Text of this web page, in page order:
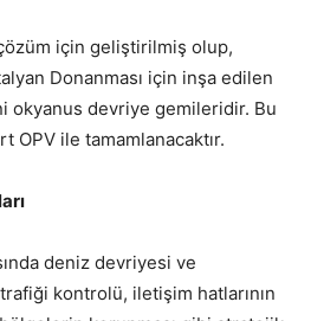
çözüm için geliştirilmiş olup,
Donanması için inşa edilen
okyanus devriye gemileridir. Bu
OPV ile tamamlanacaktır.
deniz devriyesi ve
kontrolü, iletişim hatlarının